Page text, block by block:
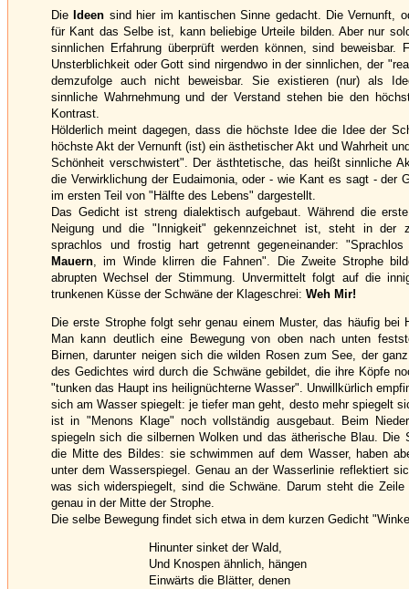
DieIdeen sind hier im kantischen Sinne gedacht. Die Vernunft,
für Kant das Selbe ist, kann beliebige Urteile bilden. Aber nur
sinnlichen Erfahrung überprüft werden können, sind beweisbar.
Unsterblichkeit oder Gott sind nirgendwo in der sinnlichen, der
demzufolge auch nicht beweisbar. Sie existieren (nur) als
sinnliche Wahrnehmung und der Verstand stehen bie den
Kontrast.
Hölderlich meint dagegen, dass die höchste Idee die Idee der
höchste Akt der Vernunft (ist) ein ästhetischer Akt und Wahrheit
Schönheit verschwistert". Der ästhtetische, das heißt sinnliche
die Verwirklichung der Eudaimonia, oder - wie Kant es sagt - der
im ersten Teil von "Hälfte des Lebens" dargestellt.
Das Gedicht ist streng dialektisch aufgebaut. Während die
Neigung und die "Innigkeit" gekennzeichnet ist, steht in der
sprachlos und frostig hart getrennt gegeneinander:
Mauern , im Winde klirren die Fahnen". Die Zweite Strophe
abrupten Wechsel der Stimmung. Unvermittelt folgt auf die
trunkenen Küsse der Schwäne der Klageschrei: Weh Mir!
Die erste Strophe folgt sehr genau einem Muster, das häufig bei
Man kann deutlich eine Bewegung von oben nach unten
Birnen, darunter neigen sich die wilden Rosen zum See, der
des Gedichtes wird durch die Schwäne gebildet, die ihre Köpfe
"tunken das Haupt ins heilignüchterne Wasser". Unwillkürlich
sich am Wasser spiegelt: je tiefer man geht, desto mehr spiegelt
ist in "Menons Klage" noch vollständig ausgebaut. Beim
spiegeln sich die silbernen Wolken und das ätherische Blau. Die
die Mitte des Bildes: sie schwimmen auf dem Wasser, haben
unter dem Wasserspiegel. Genau an der Wasserlinie reflektiert
was sich widerspiegelt, sind die Schwäne. Darum steht die Zeile
genau in der Mitte der Strophe.
Die selbe Bewegung findet sich etwa in dem kurzen Gedicht
Hinunter sinket der Wald,
Und Knospen ähnlich, hängen
Einwärts die Blätter, denen